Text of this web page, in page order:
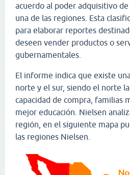
acuerdo al poder adquisitivo
una de las regiones. Esta
para elaborar reportes
deseen vender productos o
gubernamentales.
El informe indica que existe
norte y el sur, siendo el norte
capacidad de compra, familias
mejor educación. Nielsen
región, en el siguiente mapa
las regiones Nielsen.